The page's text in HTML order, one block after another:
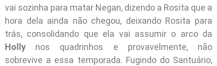
vai sozinha para matar Negan, dizendo a Rosita que a
hora dela ainda não chegou, deixando Rosita para
trás, consolidando que ela vai assumir o arco da
Holly nos quadrinhos e provavelmente, não
sobrevive a essa temporada. Fugindo do Santuário,